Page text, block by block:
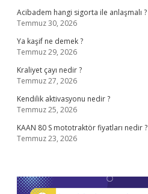
Acibadem hangi sigorta ile anlaşmalı ?
Temmuz 30, 2026
Ya kaşif ne demek ?
Temmuz 29, 2026
Kraliyet çayı nedir ?
Temmuz 27, 2026
Kendilik aktivasyonu nedir ?
Temmuz 25, 2026
KAAN 80 S mototraktör fiyatları nedir ?
Temmuz 23, 2026